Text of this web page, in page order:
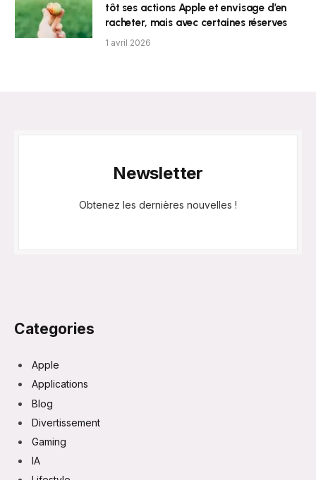
tôt ses actions Apple et envisage d’en
racheter, mais avec certaines réserves
1 avril 2026
Newsletter
Obtenez les dernières nouvelles !
Categories
Apple
Applications
Blog
Divertissement
Gaming
IA